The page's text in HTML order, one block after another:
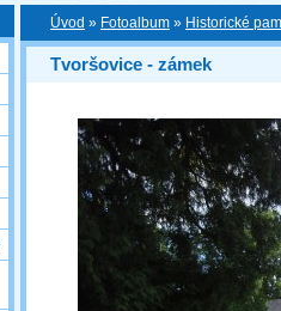
Úvod » Fotoalbum » Historické
Tvoršovice - zámek